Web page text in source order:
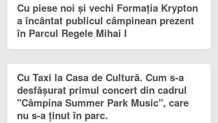
Cu piese noi și vechi Formația Krypton
a încântat publicul câmpinean prezent
în Parcul Regele Mihai I
Cu Taxi la Casa de Cultură. Cum s-a
desfășurat primul concert din cadrul
"Câmpina Summer Park Music", care
nu s-a ținut în parc.